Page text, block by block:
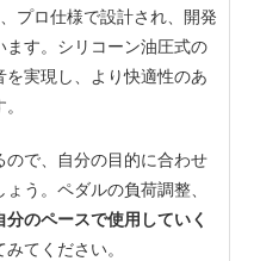
プロ仕様で設計され、開発
ます。シリコーン油圧式の
実現し、より快適性のあ
ので、自分の目的に合わせ
う。ペダルの負荷調整、
分のペースで使用していく
てください。